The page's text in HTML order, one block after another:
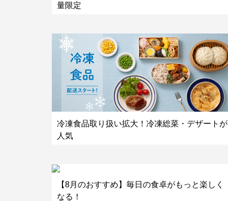
量限定
冷凍食品取り扱い拡大！冷凍総菜・デザートが
人気
【8月のおすすめ】毎日の食卓がもっと楽しく
なる！